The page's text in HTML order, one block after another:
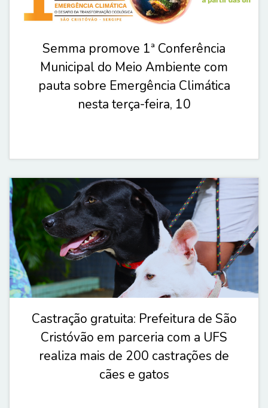
Semma promove 1ª Conferência
Municipal do Meio Ambiente com
pauta sobre Emergência Climática
nesta terça-feira, 10
Castração gratuita: Prefeitura de São
Cristóvão em parceria com a UFS
realiza mais de 200 castrações de
cães e gatos